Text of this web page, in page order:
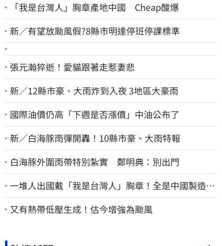
「我是台灣人」胸章產地中國 Cheap酸爆
新／有望放颱風假?8縣市明達停班停課標準
張元瀚猝逝！愛貓跟著走惹妻悲
新／12縣市豪、大雨炸到入夜 3地區大豪雨
國際油價仍高「下週是否漲價」中油公布了
新／白海豚雨彈開轟！10縣市豪、大雨特報
白海豚外圍雨帶特別紮實 鄭明典：別出門
一堆人出國戴「我是台灣人」胸章！全是中國製造
Cheap酸：精神分裂
又有熱帶低壓生成！估今增強為颱風